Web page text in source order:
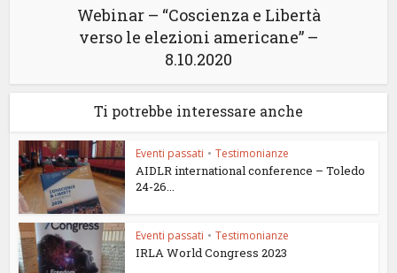
Webinar – “Coscienza e Libertà
verso le elezioni americane” –
8.10.2020
Ti potrebbe interessare anche
Eventi passati • Testimonianze
AIDLR international conference – Toledo
24-26...
Eventi passati • Testimonianze
IRLA World Congress 2023